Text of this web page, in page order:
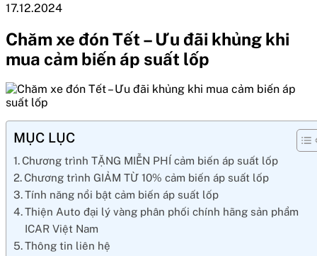
17.12.2024
Chăm xe đón Tết – Ưu đãi khủng khi
mua cảm biến áp suất lốp
MỤC LỤC
Chương trình TẶNG MIỄN PHÍ cảm biến áp suất lốp
Chương trình GIẢM TỪ 10% cảm biến áp suất lốp
Tính năng nổi bật cảm biến áp suất lốp
Thiện Auto đại lý vàng phân phối chính hãng sản phẩm
ICAR Việt Nam
Thông tin liên hệ